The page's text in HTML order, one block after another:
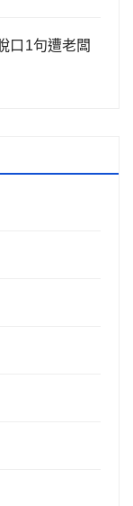
口1句遭老闆